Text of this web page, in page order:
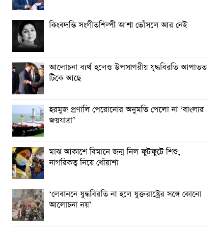
কিংবদন্তি সংগীতশিল্পী আশা ভোঁসলে আর নেই
আলোচনা ব্যর্থ হলেও উপসাগরীয় যুদ্ধবিরতি আপাতত
টিকে আছে
হরমুজ প্রণালি পেরোনোর অনুমতি পেলো না ‘বাংলার
জয়যাত্রা’
মাঝ আকাশে বিমানে জন্ম নিল ফুটফুটে শিশু,
নাগরিকত্ব নিয়ে ধোঁয়াশা
‘লেবাননে যুদ্ধবিরতি না হলে যুক্তরাষ্ট্রের সঙ্গে কোনো
আলোচনা নয়’